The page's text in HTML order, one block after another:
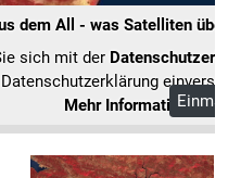
dem All - was Satelliten
sich mit der
Datenschutzerklärung
Mehr Informationen